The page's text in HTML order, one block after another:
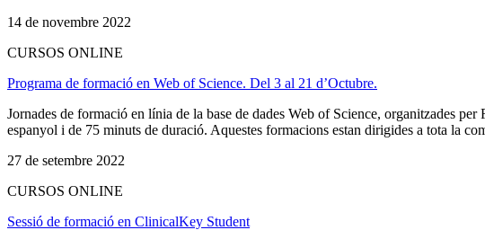
14 de novembre 2022
CURSOS ONLINE
Programa de formació en Web of Science. Del 3 al 21 d’Octubre.
Jornades de formació en línia de la base de dades Web of Science, organitzades
espanyol i de 75 minuts de duració. Aquestes formacions estan dirigides a tota la
27 de setembre 2022
CURSOS ONLINE
Sessió de formació en ClinicalKey Student